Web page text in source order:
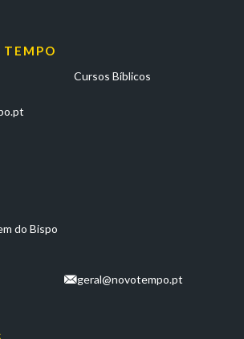
TEMPO
Cursos Bíblicos
do Bispo
geral@novotempo.pt